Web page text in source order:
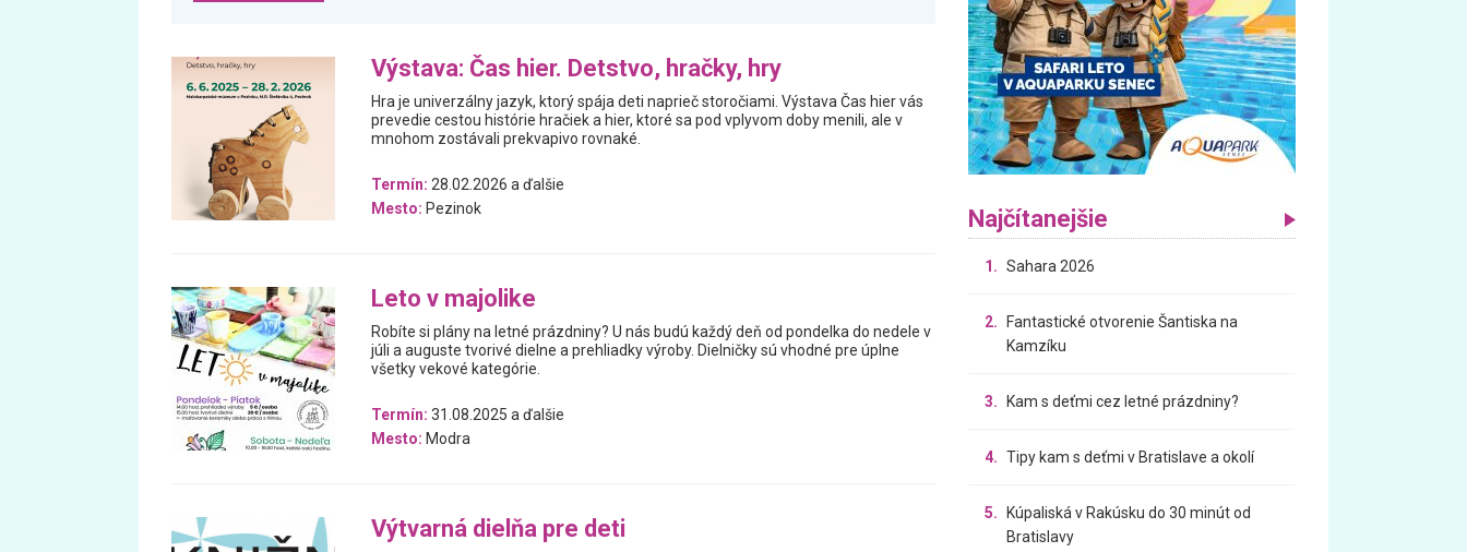
Výstava: Čas hier. Detstvo, hračky, hry
Hra je univerzálny jazyk, ktorý spája deti naprieč storočiami. Výstava Čas hier vás
prevedie cestou histórie hračiek a hier, ktoré sa pod vplyvom doby menili, ale v
mnohom zostávali prekvapivo rovnaké.
Termín: 28.02.2026 a ďalšie
Mesto: Pezinok
Leto v majolike
Robíte si plány na letné prázdniny? U nás budú každý deň od pondelka do nedele v
júli a auguste tvorivé dielne a prehliadky výroby. Dielničky sú vhodné pre úplne
všetky vekové kategórie.
Termín: 31.08.2025 a ďalšie
Mesto: Modra
Výtvarná dielňa pre deti
Najčítanejšie
1. Sahara 2026
2.
Fantastické otvorenie Šantiska na
Kamzíku
3. Kam s deťmi cez letné prázdniny?
4. Tipy kam s deťmi v Bratislave a okolí
5.
Kúpaliská v Rakúsku do 30 minút od
Bratislavy